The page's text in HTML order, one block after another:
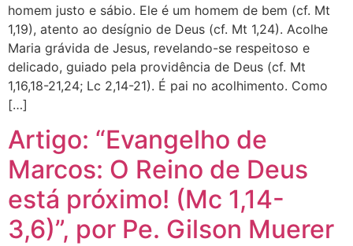
homem justo e sábio. Ele é um homem de bem (cf. Mt
1,19), atento ao desígnio de Deus (cf. Mt 1,24). Acolhe
Maria grávida de Jesus, revelando-se respeitoso e
delicado, guiado pela providência de Deus (cf. Mt
1,16,18-21,24; Lc 2,14-21). É pai no acolhimento. Como
[…]
Artigo: “Evangelho de
Marcos: O Reino de Deus
está próximo! (Mc 1,14-
3,6)”, por Pe. Gilson Muerer